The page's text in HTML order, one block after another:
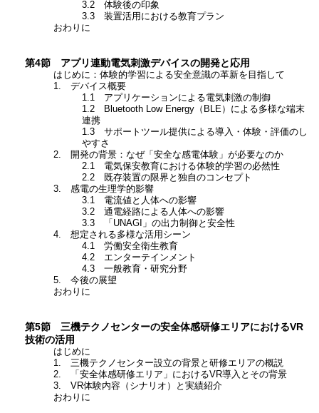
3.2 体験後の印象
3.3 装置活用における教育プラン
おわりに
第4節 アプリ連動電気刺激デバイスの開発と応用
はじめに：体験的学習による安全意識の革新を目指して
1. デバイス概要
1.1 アプリケーションによる電気刺激の制御
1.2 Bluetooth Low Energy（BLE）による多様な端末
連携
1.3 サポートツール提供による導入・体験・評価のし
やすさ
2. 開発の背景：なぜ「安全な感電体験」が必要なのか
2.1 電気保安教育における体験的学習の必然性
2.2 既存装置の限界と独自のコンセプト
3. 感電の生理学的影響
3.1 電流値と人体への影響
3.2 通電経路による人体への影響
3.3 「UNAGI」の出力制御と安全性
4. 想定される多様な活用シーン
4.1 労働安全衛生教育
4.2 エンターテインメント
4.3 一般教育・研究分野
5. 今後の展望
おわりに
第5節 三機テクノセンターの安全体感研修エリアにおけるVR
技術の活用
はじめに
1. 三機テクノセンター設立の背景と研修エリアの概説
2. 「安全体感研修エリア」におけるVR導入とその背景
3. VR体験内容（シナリオ）と実績紹介
おわりに